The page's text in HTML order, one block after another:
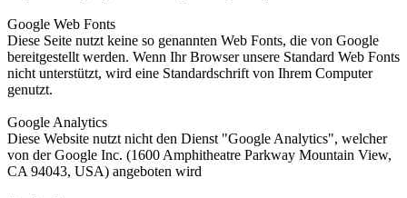
Google Web Fonts
Diese Seite nutzt keine so genannten Web Fonts, die von Google
bereitgestellt werden. Wenn Ihr Browser unsere Standard Web Fonts
nicht unterstützt, wird eine Standardschrift von Ihrem Computer
genutzt.
Google Analytics
Diese Website nutzt nicht den Dienst "Google Analytics", welcher
von der Google Inc. (1600 Amphitheatre Parkway Mountain View,
CA 94043, USA) angeboten wird